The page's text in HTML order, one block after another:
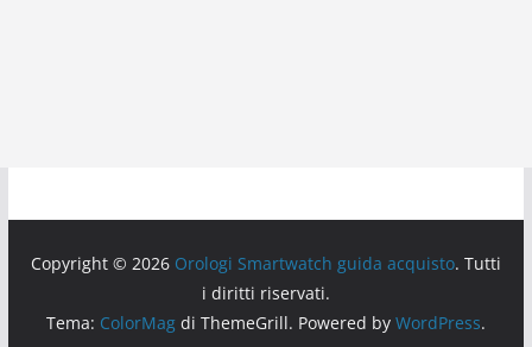
Copyright © 2026 Orologi Smartwatch guida acquisto. Tutti
i diritti riservati.
Tema: ColorMagdi ThemeGrill. Powered by WordPress.